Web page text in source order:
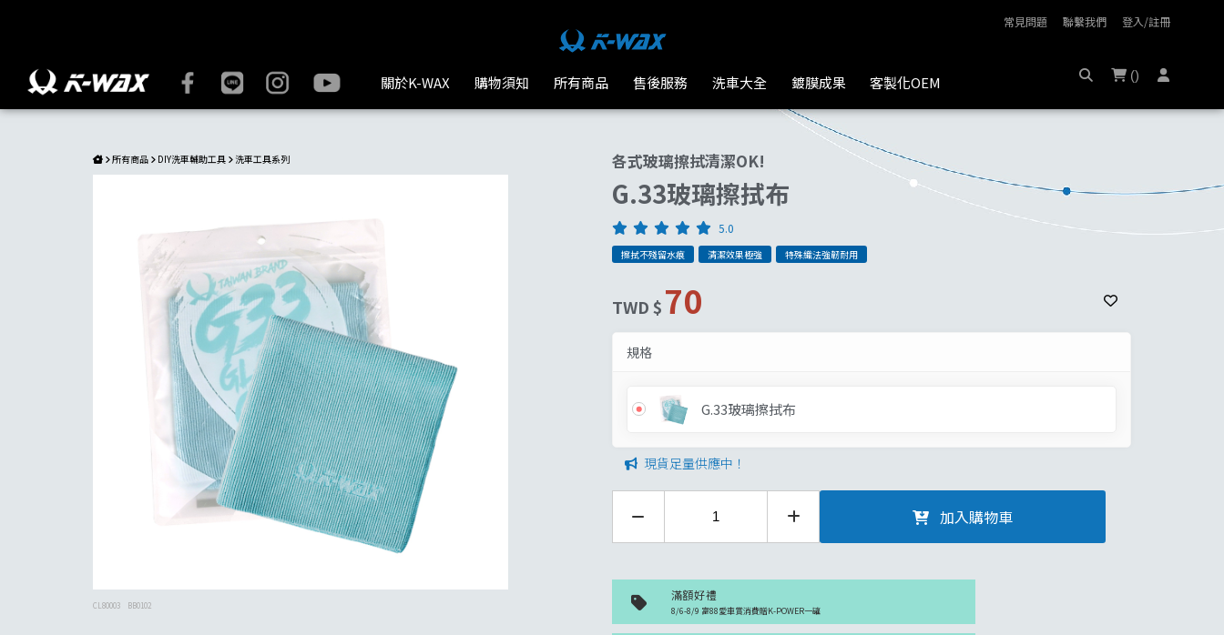
常見問題 聯繫我們 登入/註冊
()
關於K-WAX 購物須知 所有商品 售後服務 洗車大全 鍍膜成果 客製化OEM
所有商品 DIY洗車輔助工具 洗車工具系列
CL80003 BB0102
各式玻璃擦拭清潔OK!
G.33玻璃擦拭布
5.0
擦拭不殘留水痕 清潔效果極強 特殊織法強韌耐用
TWD $70
規格
G.33玻璃擦拭布
現貨足量供應中！
加入購物車
滿額好禮
8/6-8/9 富88愛車賞消費贈K-POWER一罐